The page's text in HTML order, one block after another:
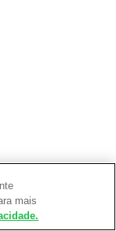
mais